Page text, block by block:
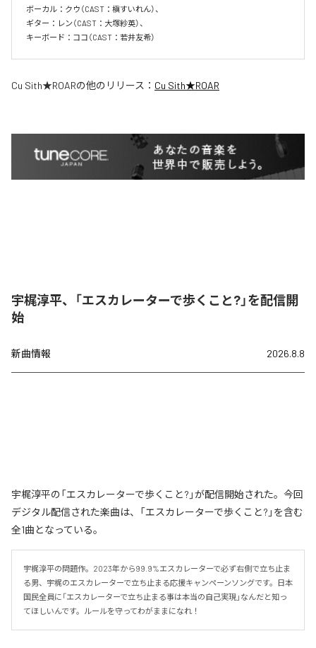
ボーカル：クウ（CAST：槇すいれん）、
ギター：レン（CAST：大塚紗英）、
キーボード：ココ（CAST：若井友希）
Cu Sith★ROARの他のリリース： Cu Sith★ROAR
宇梶淳平、「エスカレーターで歩くこと?」を配信開
始
新曲情報 2026.8.8
宇梶淳平の「エスカレーターで歩くこと?」が配信開始された。今回
デジタル配信された楽曲は、「エスカレーターで歩くこと?」を含む
全1曲となっている。
宇梶淳平の問題作。2023年から99.9%エスカレーターで必ず右側で立ち止ま
る男、宇梶のエスカレーターで立ち止まる応援キャンペーンソングです。日本
国民全員に「エスカレーターで立ち止まる事は本当の自己実現」なんだと知っ
てほしいんです。ルールを守ってわがままになれ！